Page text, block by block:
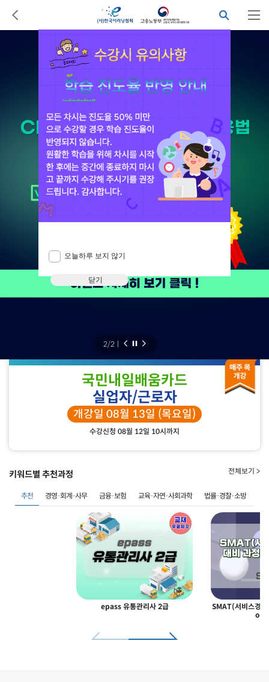
2/2 ㅣ
국민내일배움카드
실업자/근로자
개강일 08월 13일 (목요일)
수강신청 08월 12일 10시까지
키워드별 추천과정 전체보기 >
추천 경영·회계·사무 금융·보험 교육·자연·사회과학 법률·경찰·소방
epass 유통관리사 2급
SMAT(서비스경
오늘하루 보지 않기
닫기